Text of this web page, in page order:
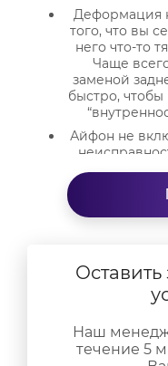
Деформация
того, что вы
него что-то
Чаще
заменой
быстро,
Айфон не
АКБ или
устройство
нашем
частых
даже самые
и решается
Наш
течение 5